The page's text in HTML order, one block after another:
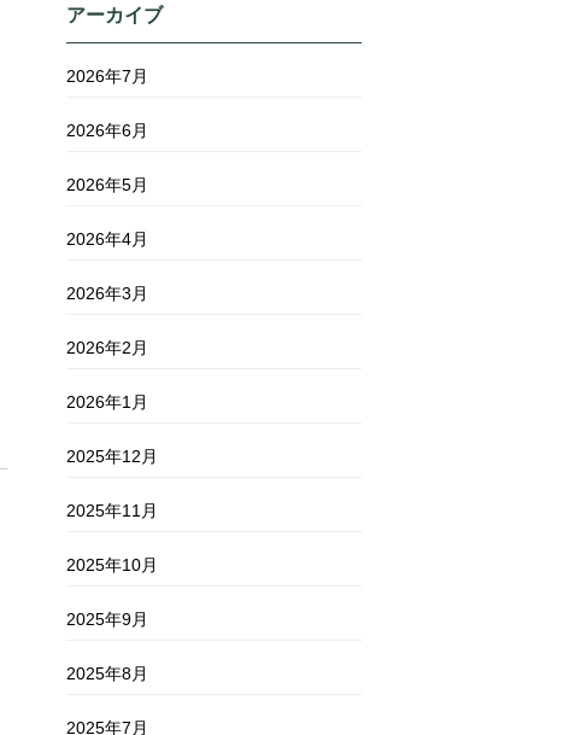
アーカイブ
2026年7月
2026年6月
2026年5月
2026年4月
2026年3月
2026年2月
2026年1月
2025年12月
2025年11月
2025年10月
2025年9月
2025年8月
2025年7月